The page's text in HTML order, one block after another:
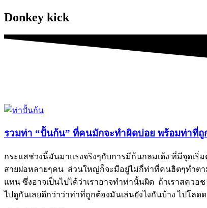
Donkey kick
รวมท่า “ปั้นก้น” ที่คนมักจะทำผิดบ่อย พร้อมท่าที่ถู
กระแสช่วงนี้มันมาแรงจริงๆกับการมีก้นกลมเด้ง ที่มีจุดเริ่
สายฝอหลายๆคน ส่วนใหญ่ก็จะมีอยู่ไม่กี่ท่าที่คนฮิตๆทำตา
แทน ซึ่งอาจเป็นไปได้ว่าเราอาจทำท่านั้นผิด ถ้าเราสคว
ไปดูกันเลยดีกว่าว่าท่าที่ถูกต้องมันเล่นยังไงกันบ้าง ไปโลดด